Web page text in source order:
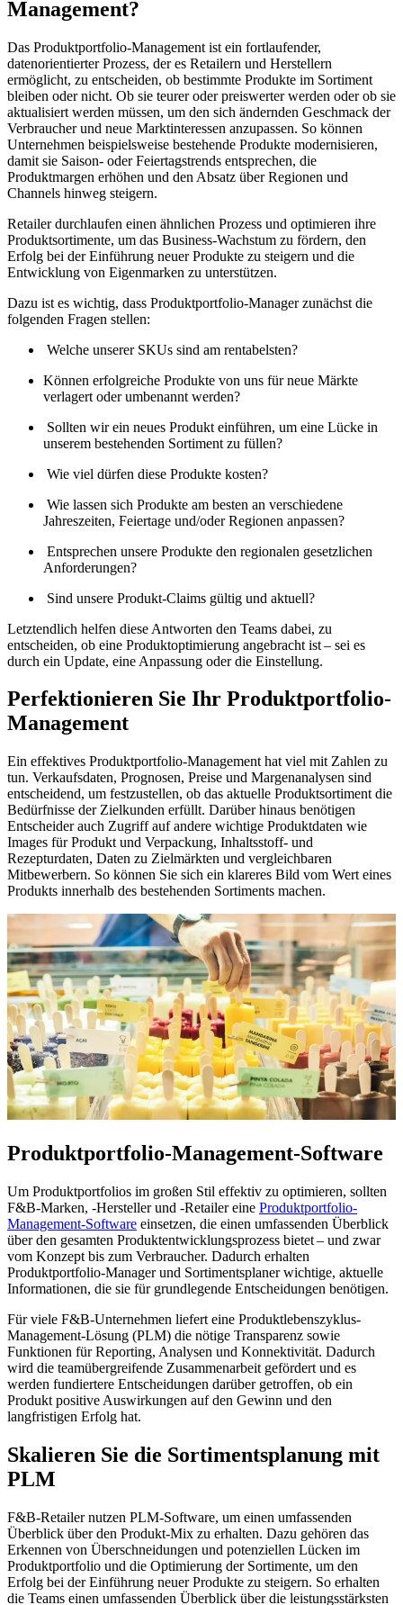
Management?
Das Produktportfolio-Management ist ein fortlaufender,
datenorientierter Prozess, der es Retailern und Herstellern
ermöglicht, zu entscheiden, ob bestimmte Produkte im Sortiment
bleiben oder nicht. Ob sie teurer oder preiswerter werden oder ob sie
aktualisiert werden müssen, um den sich ändernden Geschmack der
Verbraucher und neue Marktinteressen anzupassen. So können
Unternehmen beispielsweise bestehende Produkte modernisieren,
damit sie Saison- oder Feiertagstrends entsprechen, die
Produktmargen erhöhen und den Absatz über Regionen und
Channels hinweg steigern.
Retailer durchlaufen einen ähnlichen Prozess und optimieren ihre
Produktsortimente, um das Business-Wachstum zu fördern, den
Erfolg bei der Einführung neuer Produkte zu steigern und die
Entwicklung von Eigenmarken zu unterstützen.
Dazu ist es wichtig, dass Produktportfolio-Manager zunächst die
folgenden Fragen stellen:
Welche unserer SKUs sind am rentabelsten?
Können erfolgreiche Produkte von uns für neue Märkte
verlagert oder umbenannt werden?
Sollten wir ein neues Produkt einführen, um eine Lücke in
unserem bestehenden Sortiment zu füllen?
Wie viel dürfen diese Produkte kosten?
Wie lassen sich Produkte am besten an verschiedene
Jahreszeiten, Feiertage und/oder Regionen anpassen?
Entsprechen unsere Produkte den regionalen gesetzlichen
Anforderungen?
Sind unsere Produkt-Claims gültig und aktuell?
Letztendlich helfen diese Antworten den Teams dabei, zu
entscheiden, ob eine Produktoptimierung angebracht ist – sei es
durch ein Update, eine Anpassung oder die Einstellung.
Perfektionieren Sie Ihr Produktportfolio-
Management
Ein effektives Produktportfolio-Management hat viel mit Zahlen zu
tun. Verkaufsdaten, Prognosen, Preise und Margenanalysen sind
entscheidend, um festzustellen, ob das aktuelle Produktsortiment die
Bedürfnisse der Zielkunden erfüllt. Darüber hinaus benötigen
Entscheider auch Zugriff auf andere wichtige Produktdaten wie
Images für Produkt und Verpackung, Inhaltsstoff- und
Rezepturdaten, Daten zu Zielmärkten und vergleichbaren
Mitbewerbern. So können Sie sich ein klareres Bild vom Wert eines
Produkts innerhalb des bestehenden Sortiments machen.
Produktportfolio-Management-Software
Um Produktportfolios im großen Stil effektiv zu optimieren, sollten
F&B-Marken, -Hersteller und -Retailer eine Produktportfolio-
Management-Software einsetzen, die einen umfassenden Überblick
über den gesamten Produktentwicklungsprozess bietet – und zwar
vom Konzept bis zum Verbraucher. Dadurch erhalten
Produktportfolio-Manager und Sortimentsplaner wichtige, aktuelle
Informationen, die sie für grundlegende Entscheidungen benötigen.
Für viele F&B-Unternehmen liefert eine Produktlebenszyklus-
Management-Lösung (PLM) die nötige Transparenz sowie
Funktionen für Reporting, Analysen und Konnektivität. Dadurch
wird die teamübergreifende Zusammenarbeit gefördert und es
werden fundiertere Entscheidungen darüber getroffen, ob ein
Produkt positive Auswirkungen auf den Gewinn und den
langfristigen Erfolg hat.
Skalieren Sie die Sortimentsplanung mit
PLM
F&B-Retailer nutzen PLM-Software, um einen umfassenden
Überblick über den Produkt-Mix zu erhalten. Dazu gehören das
Erkennen von Überschneidungen und potenziellen Lücken im
Produktportfolio und die Optimierung der Sortimente, um den
Erfolg bei der Einführung neuer Produkte zu steigern. So erhalten
die Teams einen umfassenden Überblick über die leistungsstärksten